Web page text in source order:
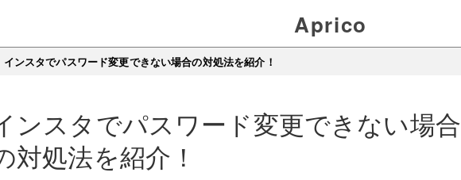
Aprico
インスタでパスワード変更できない場合の対処法を紹介！
ンスタでパスワード変更できない場合
対処法を紹介！